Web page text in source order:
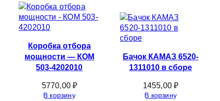
Коробка отбора
мощности — КОМ
503-4202010
5770,00₽
В корзину
Бачок КАМАЗ 6520-
1311010 в сборе
1455,00₽
В корзину